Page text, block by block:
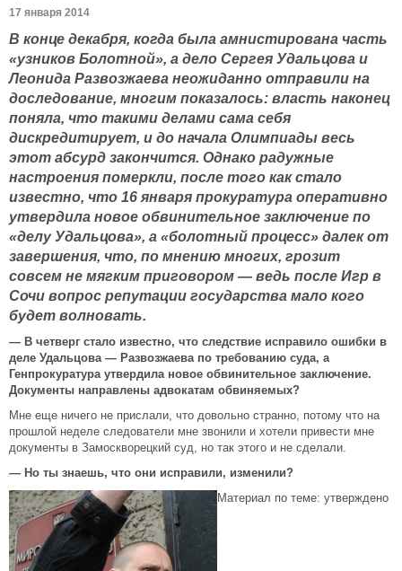
17 января 2014
В конце декабря, когда была амнистирована часть
«узников Болотной», а дело Сергея Удальцова и
Леонида Развозжаева неожиданно отправили на
доследование, многим показалось: власть наконец
поняла, что такими делами сама себя
дискредитирует, и до начала Олимпиады весь
этот абсурд закончится. Однако радужные
настроения померкли, после того как стало
известно, что 16 января прокуратура оперативно
утвердила новое обвинительное заключение по
«делу Удальцова», а «болотный процесс» далек от
завершения, что, по мнению многих, грозит
совсем не мягким приговором — ведь после Игр в
Сочи вопрос репутации государства мало кого
будет волновать.
— В четверг стало известно, что следствие исправило ошибки в
деле Удальцова — Развозжаева по требованию суда, а
Генпрокуратура утвердила новое обвинительное заключение.
Документы направлены адвокатам обвиняемых?
Мне еще ничего не прислали, что довольно странно, потому что на
прошлой неделе следователи мне звонили и хотели привести мне
документы в Замоскворецкий суд, но так этого и не сделали.
— Но ты знаешь, что они исправили, изменили?
Материал по теме: утверждено